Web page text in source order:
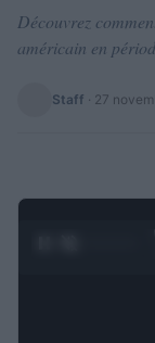
Découvrez
américain en
Staff · 27